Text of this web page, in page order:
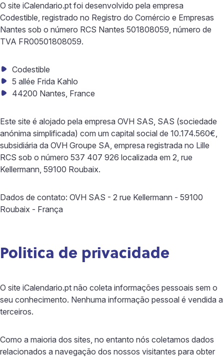
O site iCalendario.pt foi desenvolvido pela empresa
Codestible, registrado no Registro do Comércio e Empresas
Nantes sob o número RCS Nantes 501808059, número de
TVA FR00501808059.
Codestible
5 allée Frida Kahlo
44200 Nantes, France
Este site é alojado pela empresa OVH SAS, SAS (sociedade
anónima simplificada) com um capital social de 10.174.560€,
subsidiária da OVH Groupe SA, empresa registrada no Lille
RCS sob o número 537 407 926 localizada em 2, rue
Kellermann, 59100 Roubaix.
Dados de contato: OVH SAS - 2 rue Kellermann - 59100
Roubaix - França
Politica de privacidade
O site iCalendario.pt não coleta informações pessoais sem o
seu conhecimento. Nenhuma informação pessoal é vendida a
terceiros.
Como a maioria dos sites, no entanto nós coletamos dados
relacionados a navegação dos nossos visitantes para obter